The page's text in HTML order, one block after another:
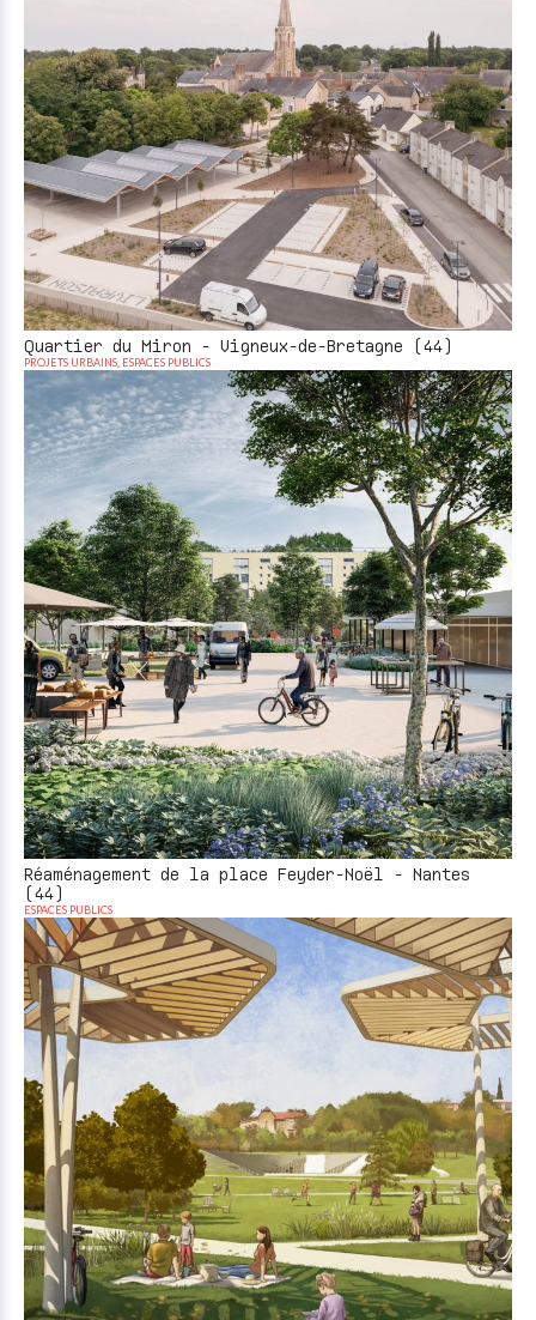
Quartier du Miron - Vigneux-de-Bretagne (44)
PROJETS URBAINS ESPACES PUBLICS
Réaménagement de la place Feyder-Noël - Nantes
(44)
ESPACES PUBLICS